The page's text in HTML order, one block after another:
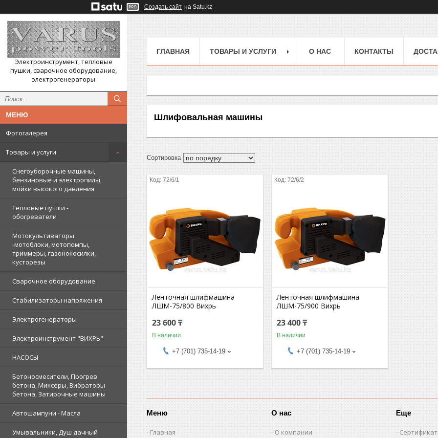
Создать сайт на Satu.kz
Электроинструмент, тепловые
пушки, сварочное оборудование,
электрогенераторы
Фотогалерея
Товары и услуги
Снегоуборочные машины,
бензиновые и электропилы,
мойки высокого давления
Тепловые пушки -
обогреватели
Мотокультиваторы
-мотоблоки, мотопомпы,
триммеры, газонокосилки,
кусторезы
Сварочное оборудование
Стабилизаторы напряжения
Электрогенераторы
Электроинструмент "ВИХРЬ"
НАСОСЫ
Бетоносмесители, Прогрев
бетона, Миксеры, Вибраторы
бетона, Затирочные машины
Автошампуни - Масла
Умывальники, Душ дачный
ГЛАВНАЯ ТОВАРЫ И УСЛУГИ О НАС КОНТАКТЫ
Шлифовальная машины
72/6/1
Ленточная шлифмашина
ЛШМ-75/800 Вихрь
23 600 ₸
В наличии
+7 (701) 735-14-19
72/6/2
Ленточная шлифмашина
ЛШМ-75/900 Вихрь
23 400 ₸
В наличии
+7 (701) 735-14-19
Меню
Главная
О нас
О компании
Еще